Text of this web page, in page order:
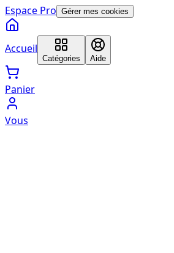
Espace Pro Gérer mes cookies
Accueil
Catégories Aide
Panier
Vous